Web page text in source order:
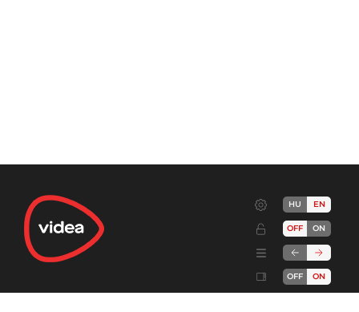
HU EN
OFF ON
OFF ON